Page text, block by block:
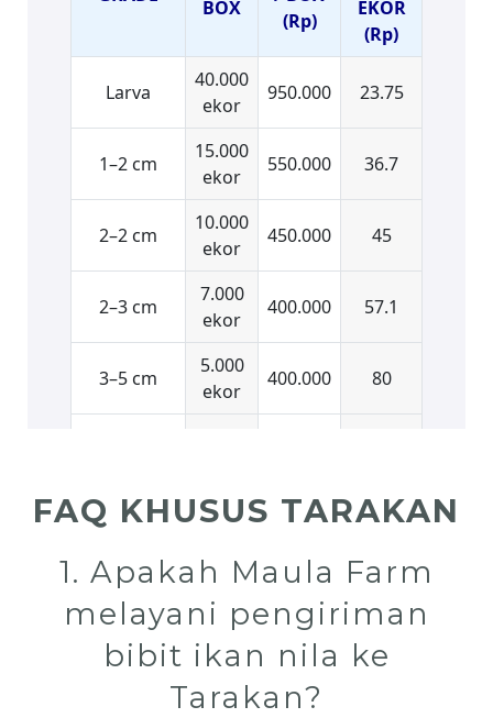
FAQ KHUSUS TARAKAN
1. Apakah Maula Farm
melayani pengiriman
bibit ikan nila ke
Tarakan?